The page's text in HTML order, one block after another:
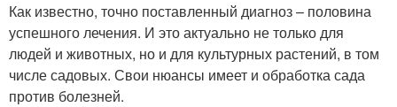
Как известно, точно поставленный диагноз – половина
успешного лечения. И это актуально не только для
людей и животных, но и для культурных растений, в том
числе садовых. Свои нюансы имеет и обработка сада
против болезней.